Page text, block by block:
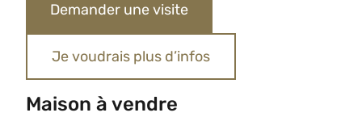
Demander une visite
Je voudrais plus d’infos
Maison à vendre